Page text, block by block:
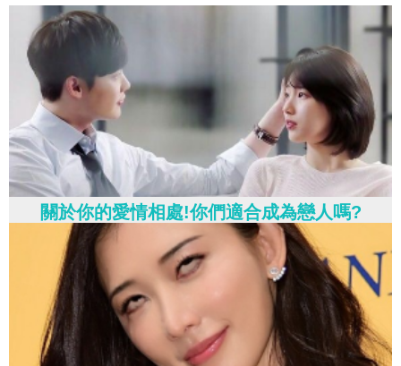
關於你的愛情相處!你們適合成為戀人嗎?